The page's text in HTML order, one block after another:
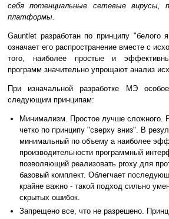
себя потенциальные сетевые вирусы,
платформы.
Gauntlet разработан по принципу "белого
означает его распространение вместе с
того, наиболее простые и
программ значительно упрощают анализ
При изначальной разработке МЭ
следующим принципам:
Минимализм. Простое лучше сложного.
четко по принципу "сверху вниз". В
минимальный по объему а наиболее
производительности программный
позволяющий реализовать proxy для
базовый комплект. Облегчает
крайне важно - такой подход сильно
скрытых ошибок.
Запрещено все, что не разрешено.